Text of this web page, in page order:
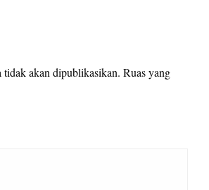
akan dipublikasikan. Ruas yang